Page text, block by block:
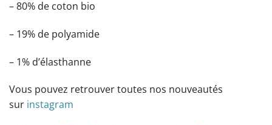
– 80% de coton bio
– 19% de polyamide
– 1% d’élasthanne
Vous pouvez retrouver toutes nos nouveautés
sur instagram